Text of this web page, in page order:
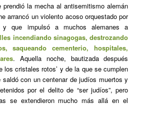
prendió la mecha al antisemitismo alemán
arrancó un violento acoso orquestado por
que impulsó a muchos alemanes a
incendiando sinagogas, destrozando
saqueando cementerio, hospitales,
. Aquella noche, bautizada después
los cristales rotos’ y de la que se cumplen
saldó con un centenar de judíos muertos y
por el delito de “ser judíos”, pero
se extendieron mucho más allá en el